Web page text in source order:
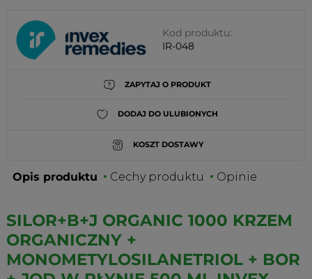
Kod produktu:
IR-048
ZAPYTAJ O PRODUKT
DODAJ DO ULUBIONYCH
KOSZT DOSTAWY
Opis produktu Cechy produktu Opinie
SILOR+B+J ORGANIC 1000 KRZEM
ORGANICZNY +
MONOMETYLOSILANETRIOL + BOR